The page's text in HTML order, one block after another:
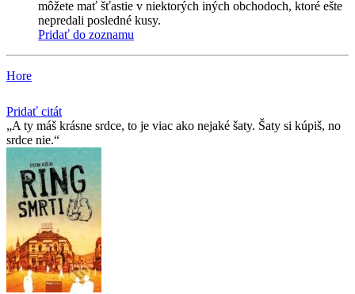
môžete mať šťastie v niektorých iných obchodoch, ktoré ešte
nepredali posledné kusy.
Pridať do zoznamu
Hore
Pridať citát
A ty máš krásne srdce, to je viac ako nejaké šaty. Šaty si kúpiš, no
srdce nie.